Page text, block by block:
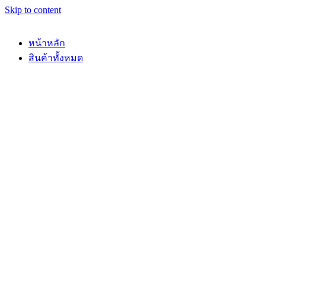
Skip to content
หน้าหลัก
สินค้าทั้งหมด